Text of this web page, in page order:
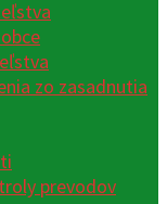
zo zasadnutia
prevodov